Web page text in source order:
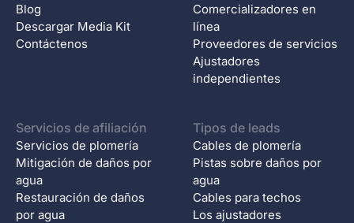
Blog
Descargar Media Kit
Contáctenos
Comercializadores en
línea
Proveedores de servicios
Ajustadores
independientes
Servicios de afiliación
Servicios de plomería
Mitigación de daños por
agua
Restauración de daños
por agua
Tipos de leads
Cables de plomería
Pistas sobre daños por
agua
Cables para techos
Los ajustadores